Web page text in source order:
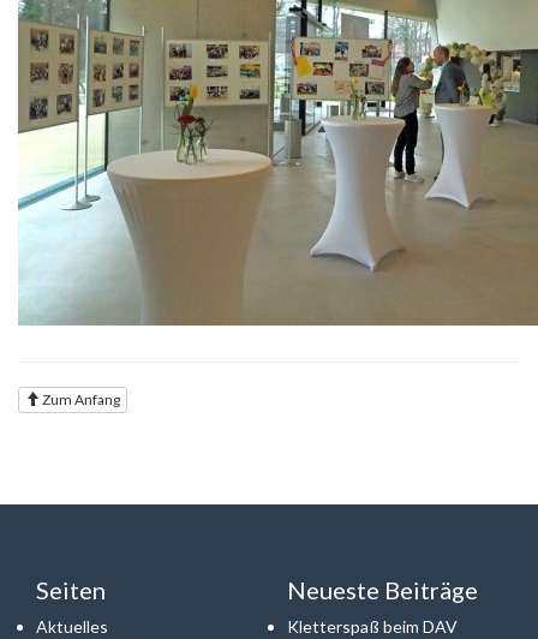
Zum Anfang
Seiten
Aktuelles
Neueste Beiträge
Kletterspaß beim DAV